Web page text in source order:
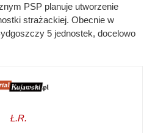
PSP planuje utworzenie
strażackiej. Obecnie w
5 jednostek, docelowo
Ł.R.